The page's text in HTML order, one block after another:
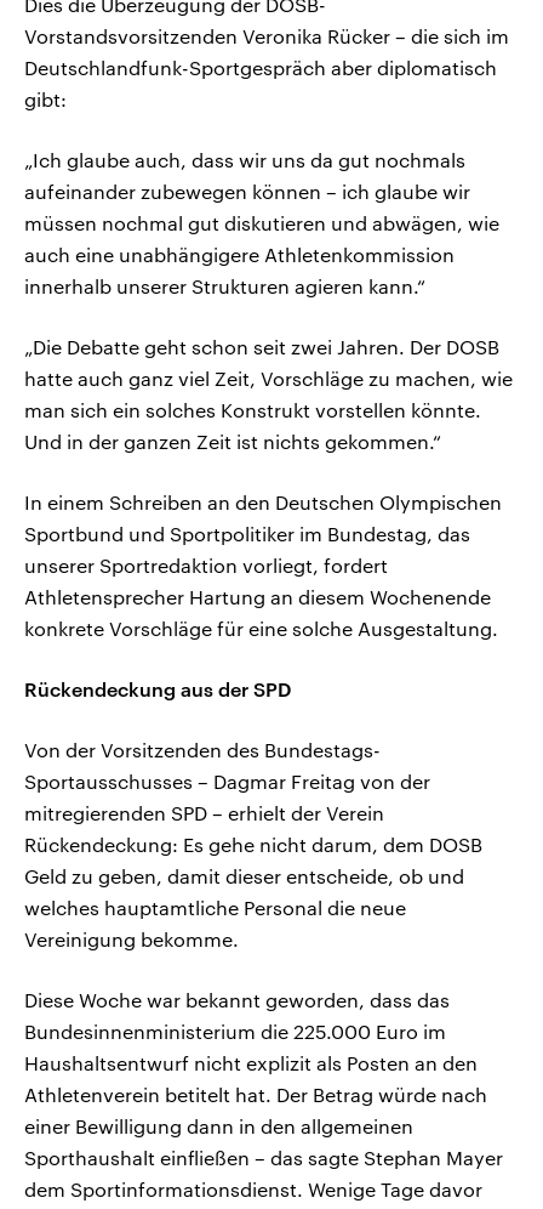
Dies die Überzeugung der DOSB-
Vorstandsvorsitzenden Veronika Rücker – die sich im
Deutschlandfunk-Sportgespräch aber diplomatisch
gibt:
„Ich glaube auch, dass wir uns da gut nochmals
aufeinander zubewegen können – ich glaube wir
müssen nochmal gut diskutieren und abwägen, wie
auch eine unabhängigere Athletenkommission
innerhalb unserer Strukturen agieren kann.“
„Die Debatte geht schon seit zwei Jahren. Der DOSB
hatte auch ganz viel Zeit, Vorschläge zu machen, wie
man sich ein solches Konstrukt vorstellen könnte.
Und in der ganzen Zeit ist nichts gekommen.“
In einem Schreiben an den Deutschen Olympischen
Sportbund und Sportpolitiker im Bundestag, das
unserer Sportredaktion vorliegt, fordert
Athletensprecher Hartung an diesem Wochenende
konkrete Vorschläge für eine solche Ausgestaltung.
Rückendeckung aus der SPD
Von der Vorsitzenden des Bundestags-
Sportausschusses – Dagmar Freitag von der
mitregierenden SPD – erhielt der Verein
Rückendeckung: Es gehe nicht darum, dem DOSB
Geld zu geben, damit dieser entscheide, ob und
welches hauptamtliche Personal die neue
Vereinigung bekomme.
Diese Woche war bekannt geworden, dass das
Bundesinnenministerium die 225.000 Euro im
Haushaltsentwurf nicht explizit als Posten an den
Athletenverein betitelt hat. Der Betrag würde nach
einer Bewilligung dann in den allgemeinen
Sporthaushalt einfließen – das sagte Stephan Mayer
dem Sportinformationsdienst. Wenige Tage davor